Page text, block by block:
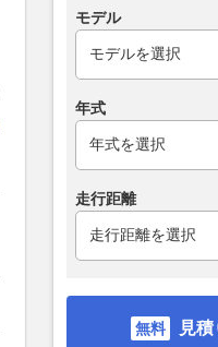
モデル
年式
走行距離
見